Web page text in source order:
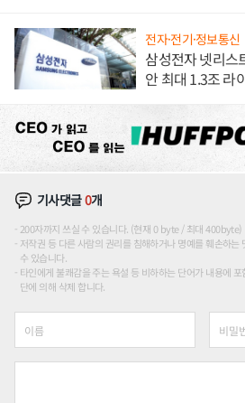
전자·전기·정보통신
삼성전자 넷리스
안 최대 1.3조 라
기사댓글0개
200자까지 쓰실 수 있습니다. (현재 0 byte / 최대 400byte)
저작권 등 다른 사람의 권리를 침해하거나 명예를 훼손하
수 있습니다.
타인에게 불쾌감을 주는 욕설 등 비하하는 단어가 내용에
단에 의해 삭제 합니다.